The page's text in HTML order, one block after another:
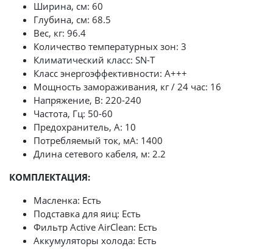
Ширина, см: 60
Глубина, см: 68.5
Вес, кг: 96.4
Количество температурных зон: 3
Климатический класс: SN-T
Класс энергоэффективности: А+++
Мощность замораживания, кг / 24 час: 16
Напряжение, В: 220-240
Частота, Гц: 50-60
Предохранитель, А: 10
Потребляемый ток, мА: 1400
Длина сетевого кабеля, м: 2.2
КОМПЛЕКТАЦИЯ:
Масленка: Есть
Подставка для яиц: Есть
Фильтр Active AirClean: Есть
Аккумуляторы холода: Есть